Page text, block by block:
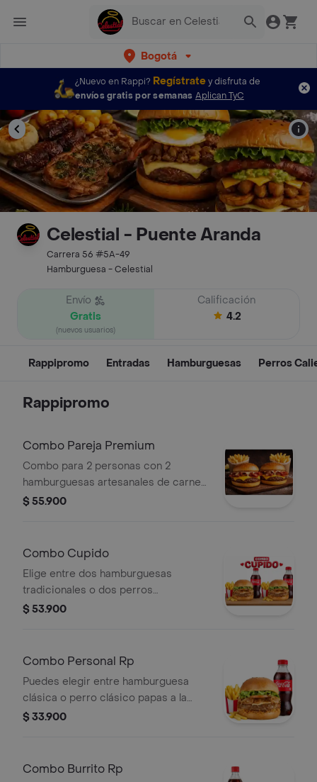
Bogotá
¿Nuevo en Rappi? Regístratey disfruta de
envíos gratis por semanas Aplican TyC
Celestial - Puente Aranda
Carrera 56 #5A-49
Hamburguesa - Celestial
Envío
Gratis
(nuevos usuarios)
Calificación
4.2
Rappipromo Entradas Hamburguesas Perros
Rappipromo
Combo Pareja Premium
Combo para 2 personas con 2
hamburguesas artesanales de carne
de res, pan brioche suave, queso
porciones medianas de papas a la
francesa crocantes.
$ 55.900
Combo Cupido
Elige entre dos hamburguesas
tradicionales o dos perros
tradicionales o combinados, mas dos
$ 53.900
Combo Personal Rp
Puedes elegir entre hamburguesa
clásica o perro clásico papas a la
francesa y gaseosa de 400 ml.
$ 33.900
Combo Burrito Rp